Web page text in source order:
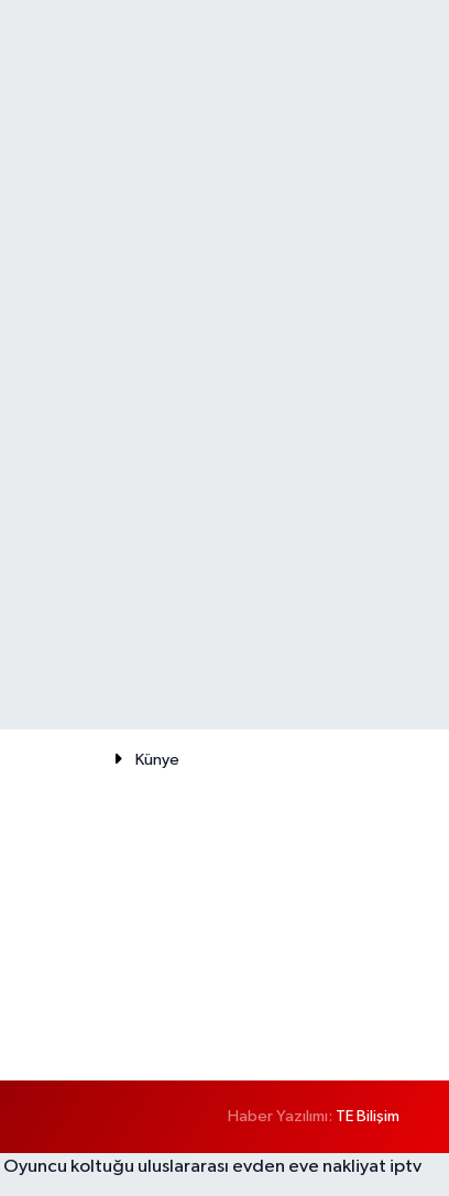
Künye
Haber Yazılımı: TE Bilişim
Oyuncu koltuğu uluslararası evden eve nakliyat iptv